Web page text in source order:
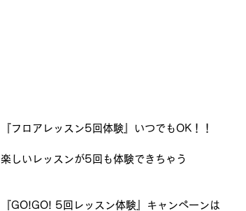
『フロアレッスン5回体験』いつでもOK！！
楽しいレッスンが5回も体験できちゃう
『GO!GO! 5回レッスン体験』キャンペーンは